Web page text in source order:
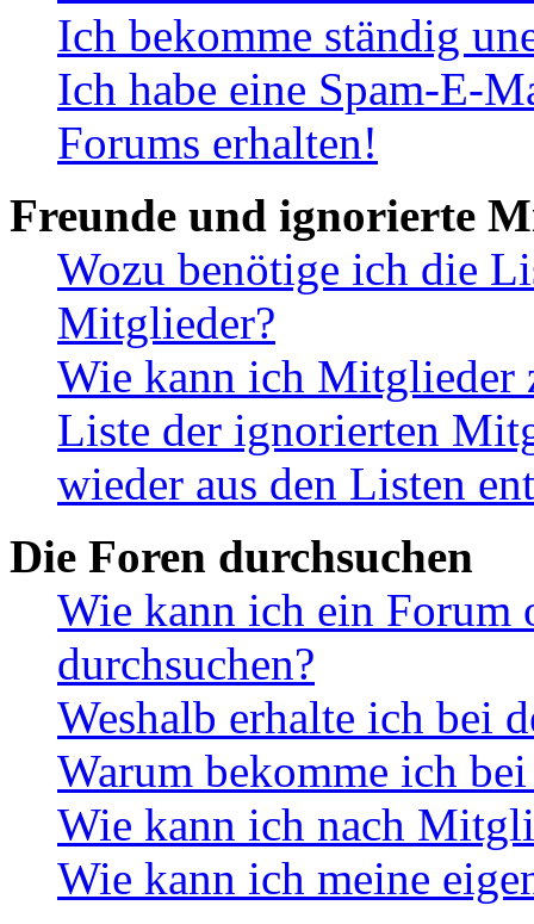
Ich bekomme ständig
Ich habe eine Spam-E-
Forums erhalten!
Freunde und ignorierte
Wozu benötige ich die
Mitglieder?
Wie kann ich Mitglieder
Liste der ignorierten
wieder aus den Listen
Die Foren durchsuchen
Wie kann ich ein Forum
durchsuchen?
Weshalb erhalte ich bei
Warum bekomme ich
Wie kann ich nach
Wie kann ich meine